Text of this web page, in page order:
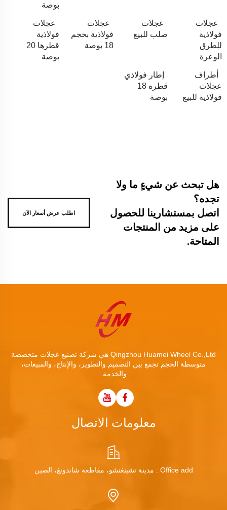
بوصة
عجلات
فولاذية
للطرق
الوعرة
عجلات
صلب للبيع
عجلات
فولاذية بحجم
18 بوصة
عجلات
فولاذية
قطرها 20
بوصة
أطراف
عجلات
فولاذية للبيع
إطار فولاذي
قطره 18
بوصة
هل تبحث عن شيءٍ ما ولا
تجده؟
اتصل بمستشارينا للحصول
على مزيد من المنتجات
المتاحة.
اطلب عرض أسعار الآن
Qingzhou Huamei Wheel Co.,Ltd هي شركة تصنيع عجلات متخصصة
متوسطة الحجم تجمع بين التصميم والتطوير، والإنتاج، والمبيعات،
والخدمة.
معلومات الاتصال
Office add : مدينة تشينغتشو، مقاطعة شاندونغ، الصين